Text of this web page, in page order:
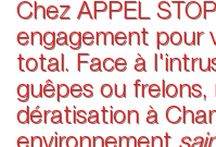
Chez APPEL
engagement pour
total. Face à
guêpes ou frelons,
dératisation à